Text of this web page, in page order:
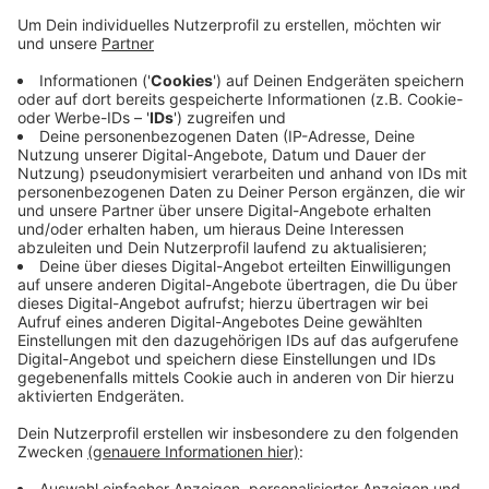
Selbsthilfe. In der Radstation befindet sich
hochwertiges Werkzeug, das an Stahlseilen
befestigt ist - Schraubendreher, Maul- und
Imbusschlüssel, Kettennieter, Speichenspanner,
Reifenmontagewerkzeug und eine Pumpe mit
Adapter für alle Ventile.
Die Wartung der Anlage übernehmen Menschen
mit Handicap aus der Caritas Betriebs- und
Werkstätten GmbH.
Veröffentlicht:Mittwoch, 25.09.2019 13:44
Anzeige